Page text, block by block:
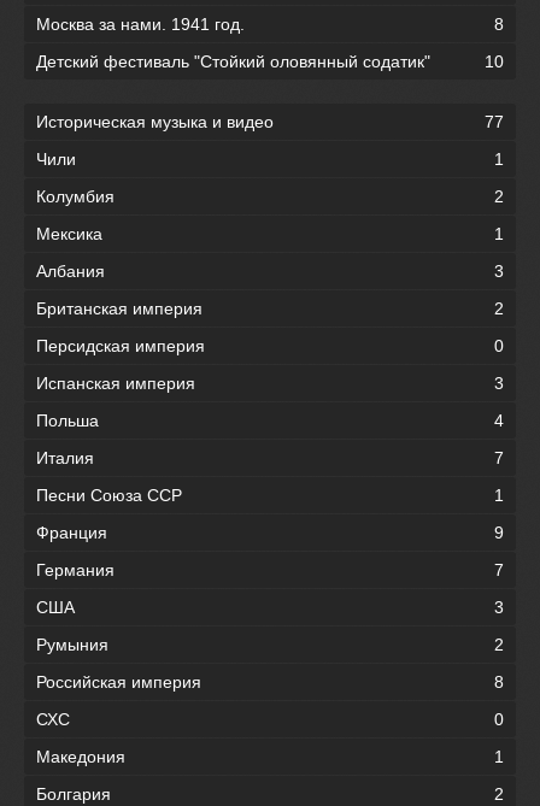
Москва за нами. 1941 год.
8
Детский фестиваль "Стойкий оловянный содатик"
10
Историческая музыка и видео
77
Чили
1
Колумбия
2
Мексика
1
Албания
3
Британская империя
2
Персидская империя
0
Испанская империя
3
Польша
4
Италия
7
Песни Союза ССР
1
Франция
9
Германия
7
США
3
Румыния
2
Российская империя
8
СХС
0
Македония
1
Болгария
2